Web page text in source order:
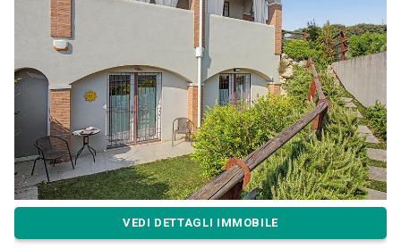
VEDI DETTAGLI IMMOBILE